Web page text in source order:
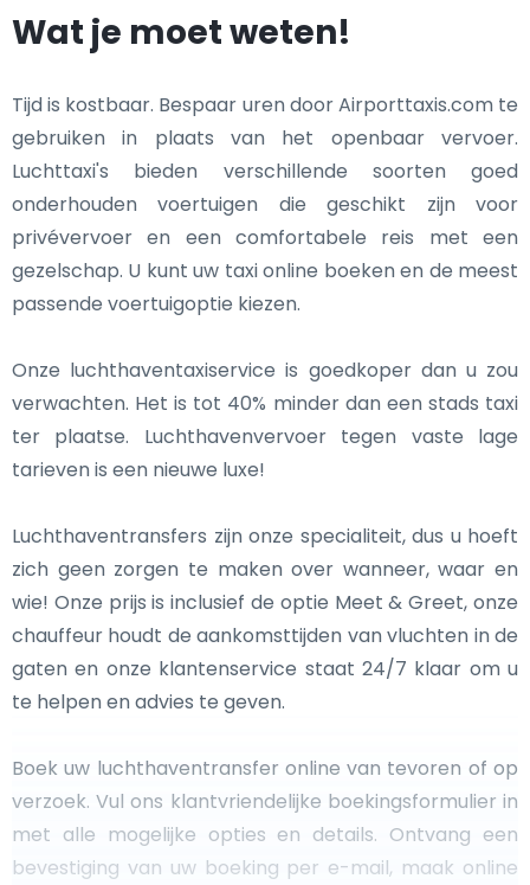
Wat je moet weten!
Tijd is kostbaar. Bespaar uren door Airporttaxis.com te
gebruiken in plaats van het openbaar vervoer.
Luchttaxi's bieden verschillende soorten goed
onderhouden voertuigen die geschikt zijn voor
privévervoer en een comfortabele reis met een
gezelschap. U kunt uw taxi online boeken en de meest
passende voertuigoptie kiezen.
Onze luchthaventaxiservice is goedkoper dan u zou
verwachten. Het is tot 40% minder dan een stads taxi
ter plaatse. Luchthavenvervoer tegen vaste lage
tarieven is een nieuwe luxe!
Luchthaventransfers zijn onze specialiteit, dus u hoeft
zich geen zorgen te maken over wanneer, waar en
wie! Onze prijs is inclusief de optie Meet & Greet, onze
chauffeur houdt de aankomsttijden van vluchten in de
gaten en onze klantenservice staat 24/7 klaar om u
te helpen en advies te geven.
Boek uw luchthaventransfer online van tevoren of op
verzoek. Vul ons klantvriendelijke boekingsformulier in
met alle mogelijke opties en details. Ontvang een
bevestiging van uw boeking per e-mail, maak online